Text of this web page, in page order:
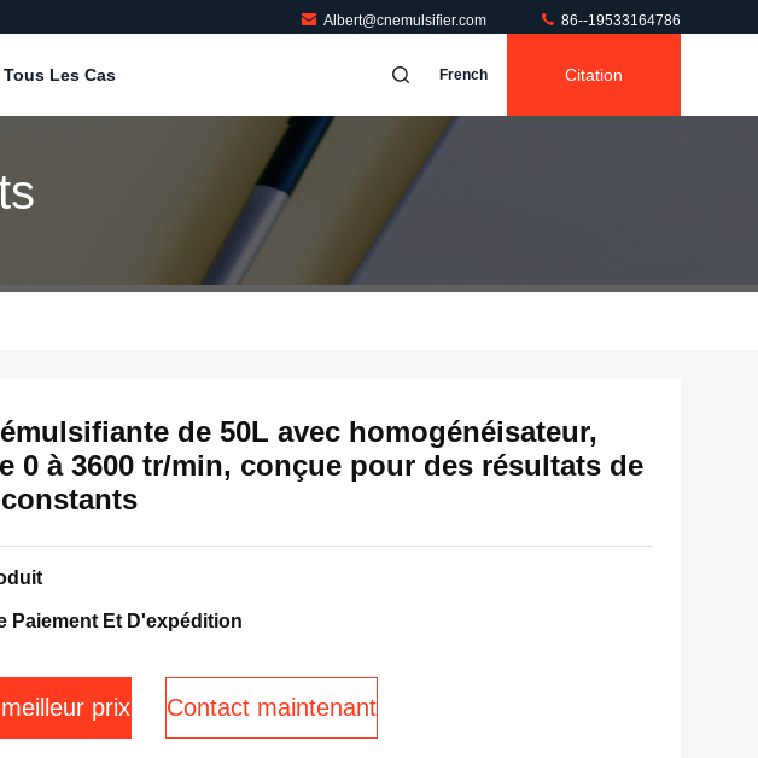
Albert@cnemulsifier.com 86--19533164786
Tous Les Cas French Citation
de 50L avec homogénéisateur,
0 à 3600 tr/min, conçue pour des résultats de
Paiement Et D'expédition
prix Contact maintenant